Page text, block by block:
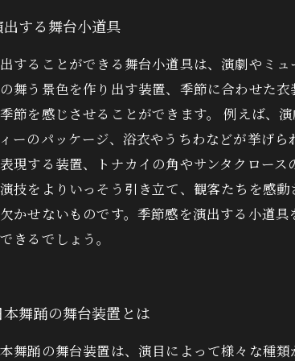
する舞台小道具
することができる舞台小道具は、演劇やミ
舞う景色を作り出す装置、季節に合わせた
節を感じさせることができます。 例えば、
ーのパッケージ、浴衣やうちわなどが挙げ
現する装置、トナカイの角やサンタクロー
技をよりいっそう引き立て、観客たちを感
かせないものです。季節感を演出する小道
きるでしょう。
舞踊の舞台装置とは
舞踊の舞台装置は、演目によって様々な種